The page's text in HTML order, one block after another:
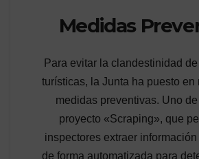
Medidas
Para evitar la clandestinidad
turísticas, la Junta ha puesto en
medidas preventivas. Uno de
proyecto «Scraping», que
inspectores extraer
de forma automatizada para